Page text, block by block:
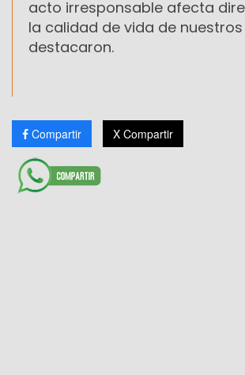
acto irresponsable afecta
la calidad de vida de nuestros
destacaron.
Compartir X Compartir